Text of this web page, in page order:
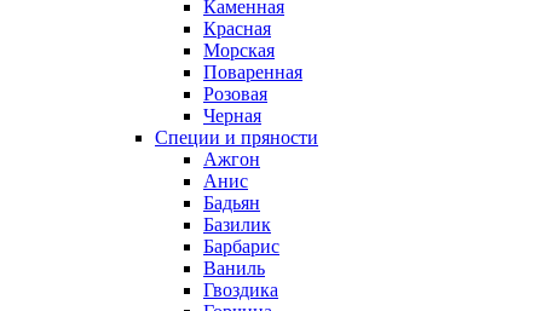
Каменная
Красная
Морская
Поваренная
Розовая
Черная
Специи и пряности
Ажгон
Анис
Бадьян
Базилик
Барбарис
Ваниль
Гвоздика